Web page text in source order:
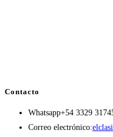
Contacto
Whatsapp+54 3329
Correo electrónico: